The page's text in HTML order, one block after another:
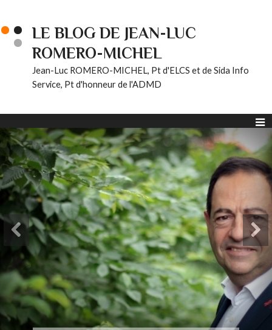
LE BLOG DE JEAN-LUC
ROMERO-MICHEL
Jean-Luc ROMERO-MICHEL, Pt d'ELCS et de Sida Info
Service, Pt d'honneur de l'ADMD